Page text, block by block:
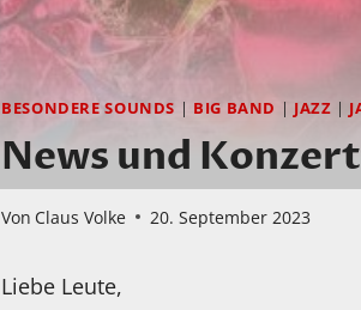
BESONDERE SOUNDS | BIG BAND | JAZZ |
News und
Von Claus Volke 20. September 2023
Liebe Leute,